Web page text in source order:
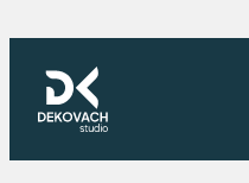
sadržaj